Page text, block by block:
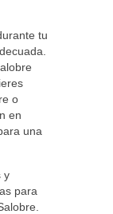
tu
o
en
una
y
para